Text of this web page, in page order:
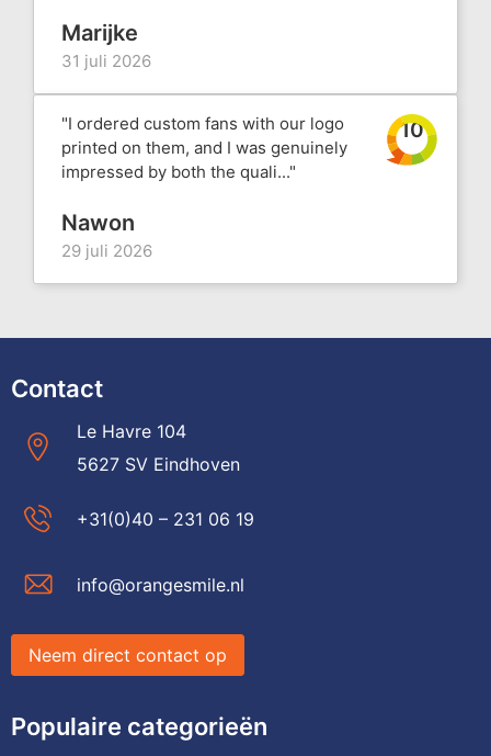
Marijke
31 juli 2026
"I ordered custom fans with our logo
printed on them, and I was genuinely
impressed by both the quali..."
10
Nawon
29 juli 2026
Contact
Le Havre 104
5627 SV Eindhoven
+31(0)40 – 231 06 19
info@orangesmile.nl
Neem direct contact op
Populaire categorieën